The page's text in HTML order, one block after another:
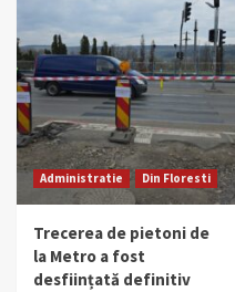
Administratie Din Floresti
Trecerea de pietoni de
la Metro a fost
desființată definitiv